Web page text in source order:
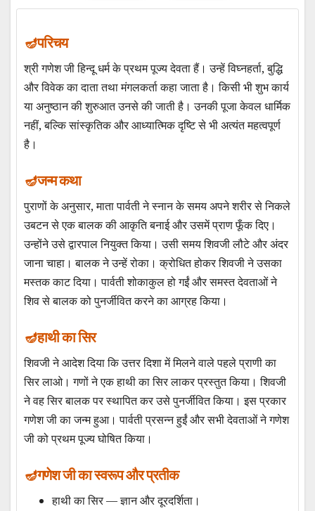
परिचय
श्री गणेश जी हिन्दू धर्म के प्रथम पूज्य देवता हैं। उन्हें विघ्नहर्ता, बुद्धि
और विवेक का दाता तथा मंगलकर्ता कहा जाता है। किसी भी शुभ कार्य
या अनुष्ठान की शुरुआत उनसे की जाती है। उनकी पूजा केवल धार्मिक
नहीं, बल्कि सांस्कृतिक और आध्यात्मिक दृष्टि से भी अत्यंत महत्वपूर्ण
है।
जन्म कथा
पुराणों के अनुसार, माता पार्वती ने स्नान के समय अपने शरीर से निकले
उबटन से एक बालक की आकृति बनाई और उसमें प्राण फूँक दिए।
उन्होंने उसे द्वारपाल नियुक्त किया। उसी समय शिवजी लौटे और अंदर
जाना चाहा। बालक ने उन्हें रोका। क्रोधित होकर शिवजी ने उसका
मस्तक काट दिया। पार्वती शोकाकुल हो गईं और समस्त देवताओं ने
शिव से बालक को पुनर्जीवित करने का आग्रह किया।
हाथी का सिर
शिवजी ने आदेश दिया कि उत्तर दिशा में मिलने वाले पहले प्राणी का
सिर लाओ। गणों ने एक हाथी का सिर लाकर प्रस्तुत किया। शिवजी
ने वह सिर बालक पर स्थापित कर उसे पुनर्जीवित किया। इस प्रकार
गणेश जी का जन्म हुआ। पार्वती प्रसन्न हुईं और सभी देवताओं ने गणेश
जी को प्रथम पूज्य घोषित किया।
गणेश जी का स्वरूप और प्रतीक
हाथी का सिर — ज्ञान और दूरदर्शिता।